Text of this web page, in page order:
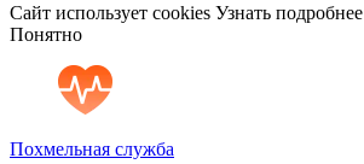
Сайт использует cookies Узнать подробнее
Понятно
Похмельная служба